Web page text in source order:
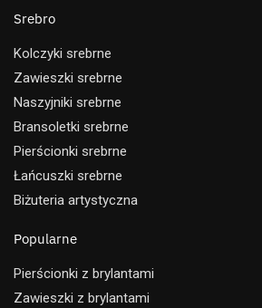
Srebro
Kolczyki srebrne
Zawieszki srebrne
Naszyjniki srebrne
Bransoletki srebrne
Pierścionki srebrne
Łańcuszki srebrne
Biżuteria artystyczna
Popularne
Pierścionki z brylantami
Zawieszki z brylantami